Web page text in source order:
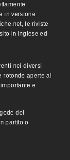
in versione
le riviste
in inglese ed
nei diversi
rotonde aperte al
e
del
partito o